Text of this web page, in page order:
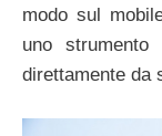
modo sul
uno
direttamente da